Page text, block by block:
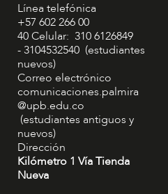
Línea telefónica
+57 602 266 00
40 Celular: 310 6126849
- 3104532540 (estudiantes
nuevos)
Correo electrónico
comunicaciones.palmira
@upb.edu.co
(estudiantes antiguos y
nuevos)
Dirección
Kilómetro 1 Vía Tienda
Nueva